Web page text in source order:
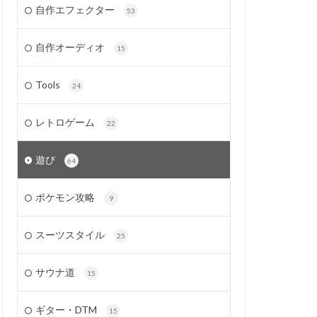
自作エフェクター 53
自作オーディオ 15
Tools 24
レトロゲーム 22
遊び 64
ポケモン攻略 9
スーツスタイル 25
サウナ道 15
ギター・DTM 15